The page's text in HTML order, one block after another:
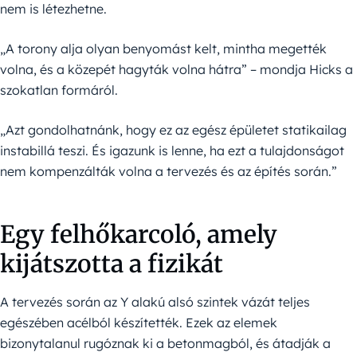
nem is létezhetne.
„A torony alja olyan benyomást kelt, mintha megették
volna, és a közepét hagyták volna hátra” – mondja Hicks a
szokatlan formáról.
„Azt gondolhatnánk, hogy ez az egész épületet statikailag
instabillá teszi. És igazunk is lenne, ha ezt a tulajdonságot
nem kompenzálták volna a tervezés és az építés során.”
Egy felhőkarcoló, amely
kijátszotta a fizikát
A tervezés során az Y alakú alsó szintek vázát teljes
egészében acélból készítették. Ezek az elemek
bizonytalanul rugóznak ki a betonmagból, és átadják a